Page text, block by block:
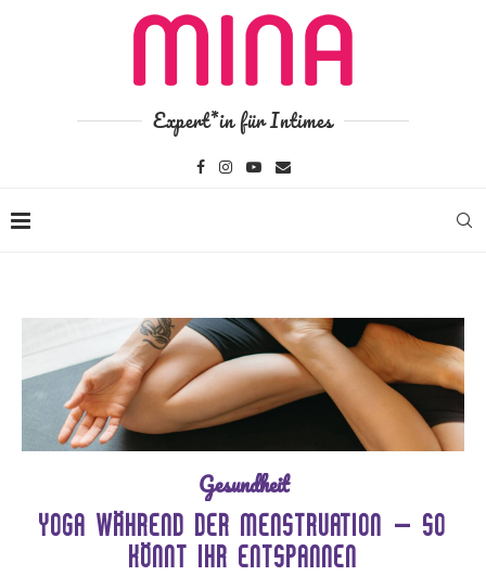
Expert*in für Intimes
Gesundheit
YOGA WÄHREND DER MENSTRUATION – SO
KÖNNT IHR ENTSPANNEN